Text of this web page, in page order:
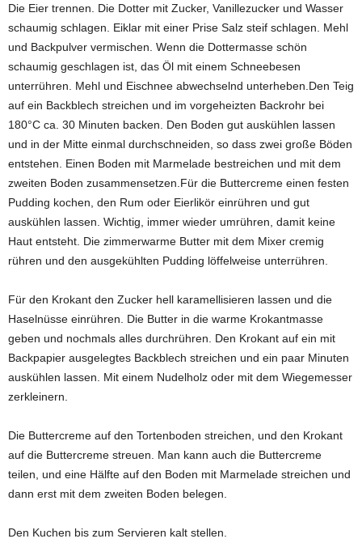
Die Eier trennen. Die Dotter mit Zucker, Vanillezucker und Wasser
schaumig schlagen. Eiklar mit einer Prise Salz steif schlagen. Mehl
und Backpulver vermischen. Wenn die Dottermasse schön
schaumig geschlagen ist, das Öl mit einem Schneebesen
unterrühren. Mehl und Eischnee abwechselnd unterheben.Den Teig
auf ein Backblech streichen und im vorgeheizten Backrohr bei
180°C ca. 30 Minuten backen. Den Boden gut auskühlen lassen
und in der Mitte einmal durchschneiden, so dass zwei große Böden
entstehen. Einen Boden mit Marmelade bestreichen und mit dem
zweiten Boden zusammensetzen.Für die Buttercreme einen festen
Pudding kochen, den Rum oder Eierlikör einrühren und gut
auskühlen lassen. Wichtig, immer wieder umrühren, damit keine
Haut entsteht. Die zimmerwarme Butter mit dem Mixer cremig
rühren und den ausgekühlten Pudding löffelweise unterrühren.
Für den Krokant den Zucker hell karamellisieren lassen und die
Haselnüsse einrühren. Die Butter in die warme Krokantmasse
geben und nochmals alles durchrühren. Den Krokant auf ein mit
Backpapier ausgelegtes Backblech streichen und ein paar Minuten
auskühlen lassen. Mit einem Nudelholz oder mit dem Wiegemesser
zerkleinern.
Die Buttercreme auf den Tortenboden streichen, und den Krokant
auf die Buttercreme streuen. Man kann auch die Buttercreme
teilen, und eine Hälfte auf den Boden mit Marmelade streichen und
dann erst mit dem zweiten Boden belegen.
Den Kuchen bis zum Servieren kalt stellen.